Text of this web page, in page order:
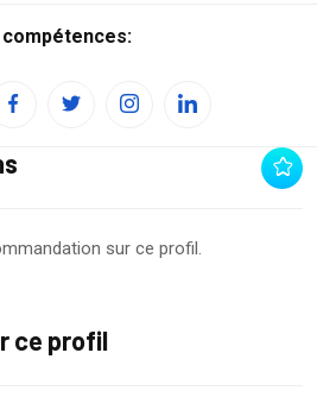
sur ce profil.
ce profil